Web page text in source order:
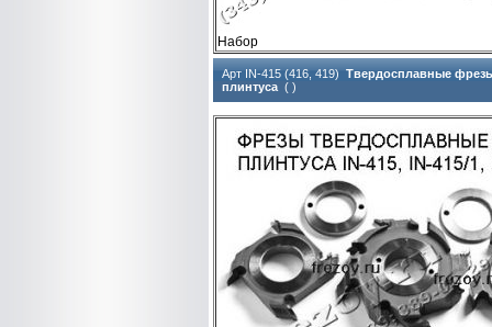
Набор
Арт IN-415 (416, 419) Твердосплавные
плинтуса ( )